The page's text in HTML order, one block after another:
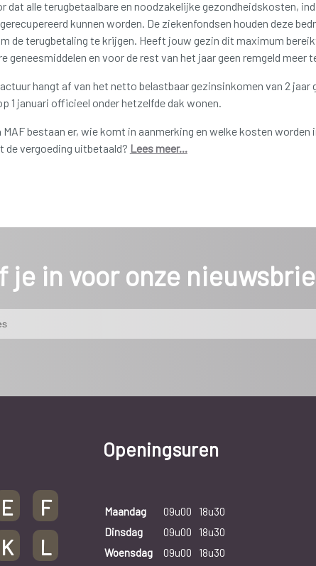
dat alle terugbetaalbare en noodzakelijke gezondheidskosten,
kunnen worden. De ziekenfondsen houden deze
de terugbetaling te krijgen. Heeft jouw gezin dit maximum
geneesmiddelen en voor de rest van het jaar geen remgeld meer
hangt af van het netto belastbaar gezinsinkomen van 2 jaar
1 januari officieel onder hetzelfde dak wonen.
bestaan er, wie komt in aanmerking en welke kosten worden
de vergoeding uitbetaald? Lees meer...
je in voor onze
E
F
K
L
Openingsuren
Maandag 09u00
18u30
Dinsdag
09u00
18u30
Woensdag
09u00
18u30